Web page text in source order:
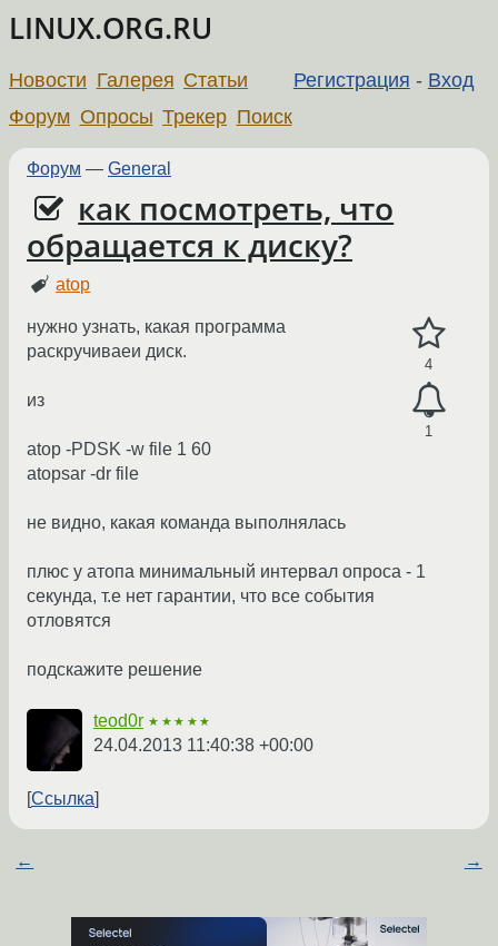
LINUX.ORG.RU
Регистрация - Вход
Новости Галерея Статьи
Форум Опросы Трекер Поиск
Форум — General
как посмотреть, что
обращается к диску?
atop
4
1
нужно узнать, какая программа
раскручиваеи диск.
из
atop -PDSK -w file 1 60
atopsar -dr file
не видно, какая команда выполнялась
плюс у атопа минимальный интервал опроса - 1
секунда, т.е нет гарантии, что все события
отловятся
подскажите решение
teod0r ★★★★★
24.04.2013 11:40:38 +00:00
Ссылка
← →